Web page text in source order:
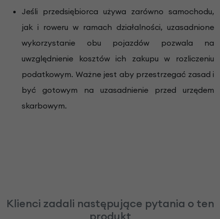
Jeśli przedsiębiorca używa zarówno samochodu,
jak i roweru w ramach działalności, uzasadnione
wykorzystanie obu pojazdów pozwala na
uwzględnienie kosztów ich zakupu w rozliczeniu
podatkowym. Ważne jest aby przestrzegać zasad i
być gotowym na uzasadnienie przed urzędem
skarbowym.
Klienci zadali następujące pytania o ten
produkt